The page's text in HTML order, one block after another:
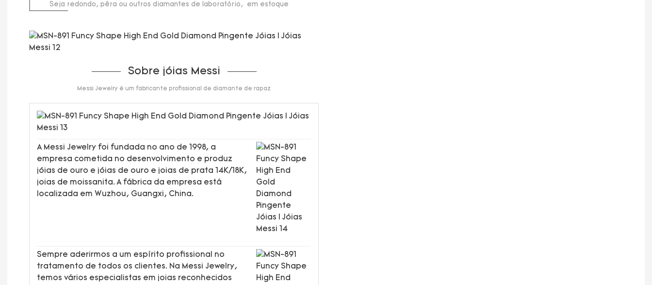
Seja redondo, pêra ou outros diamantes de laboratório, em estoque
Sobre jóias Messi
Messi Jewelry é um fabricante profissional de diamante de rapaz
A Messi Jewelry foi fundada no ano de 1998, a
empresa cometida no desenvolvimento e produz
jóias de ouro e jóias de ouro e joias de prata 14K/18K,
joias de moissanita. A fábrica da empresa está
localizada em Wuzhou, Guangxi, China.
Sempre aderirmos a um espírito profissional no
tratamento de todos os clientes. Na Messi Jewelry,
temos vários especialistas em joias reconhecidos